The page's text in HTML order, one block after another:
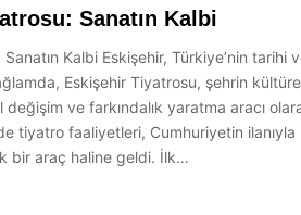
Sanatın Kalbi
Kalbi Eskişehir, Türkiye’nin tarihi
Eskişehir Tiyatrosu, şehrin
ve farkındalık yaratma aracı
tiyatro faaliyetleri, Cumhuriyetin
bir araç haline geldi. İlk…